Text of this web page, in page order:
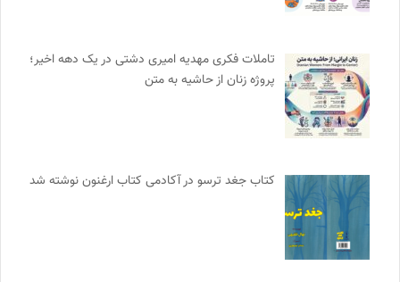
تاملات فکری مهدیه امیری دشتی در یک دهه اخیر؛
پروژه زنان از حاشیه به متن
کتاب جغد ترسو در آکادمی کتاب ارغنون نوشته شد